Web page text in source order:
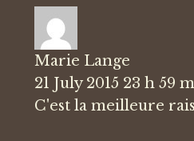
Marie Lange
21 July 2015 23 h 59
C'est la meilleure